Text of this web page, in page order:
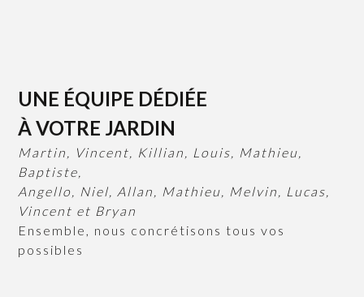
UNE ÉQUIPE DÉDIÉE
À VOTRE JARDIN
Martin, Vincent, Killian, Louis, Mathieu,
Baptiste,
Angello, Niel, Allan, Mathieu, Melvin, Lucas,
Vincent et Bryan
Ensemble, nous concrétisons tous vos
possibles